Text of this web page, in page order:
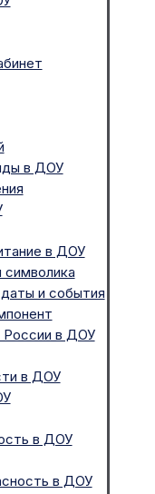
в ДОУ
в ДОУ
символика
и события
России в ДОУ
в ДОУ
в ДОУ
в ДОУ